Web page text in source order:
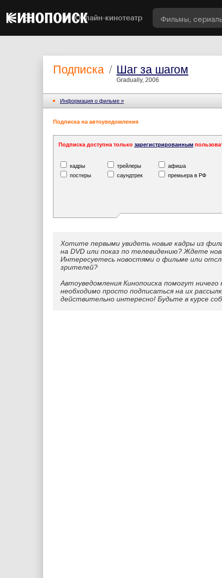
Онлайн-кинотеатр
Подписка / Шаг за шагом
Gradually, 2006
Информация o фильме »
Подписка на автоуведомления
Подписка доступна только зарегистрированным
кадры трейлеры
афиша
постеры
саундтрек премьера в РФ
Хотите первыми увидеть новые кадры из
на DVD или показ по телевидению? Ждете
Интересуетесь новостями о фильме или
зрителей?
Автоуведомления Кинопоиска помогут
необходимо просто подписаться на их
действительно интересно! Будьте в курсе